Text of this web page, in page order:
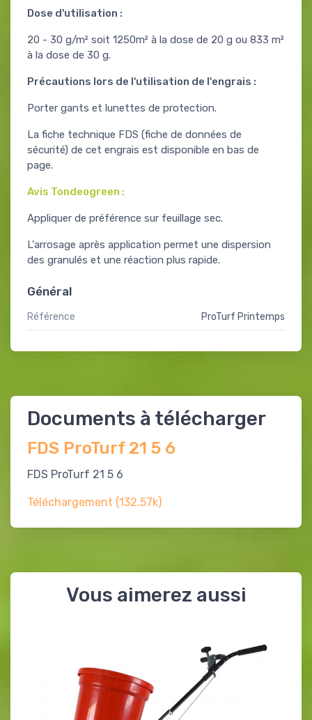
Dose d'utilisation :
20 - 30 g/m² soit 1250m² à la dose de 20 g ou 833 m²
à la dose de 30 g.
Précautions lors de l'utilisation de l'engrais :
Porter gants et lunettes de protection.
La fiche technique FDS (fiche de données de
sécurité) de cet engrais est disponible en bas de
page.
Avis Tondeogreen :
Appliquer de préférence sur feuillage sec.
L'arrosage après application permet une dispersion
des granulés et une réaction plus rapide.
Général
Référence ProTurf Printemps
Documents à télécharger
FDS ProTurf 21 5 6
FDS ProTurf 21 5 6
Téléchargement (132.57k)
Vous aimerez aussi